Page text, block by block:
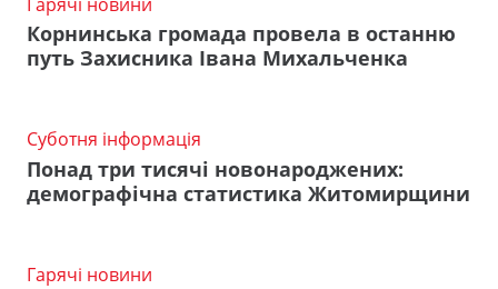
Корнинська громада провела в останню
путь Захисника Івана Михальченка
Суботня інформація
Понад три тисячі новонароджених:
демографічна статистика Житомирщини
Гарячі новини